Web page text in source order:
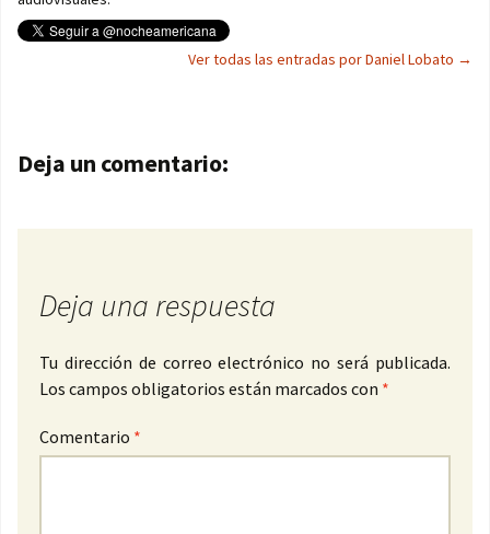
Ver todas las entradas por Daniel Lobato →
Navegación de entradas
Deja un comentario:
Deja una respuesta
Tu dirección de correo electrónico no será publicada.
Los campos obligatorios están marcados con *
Comentario *